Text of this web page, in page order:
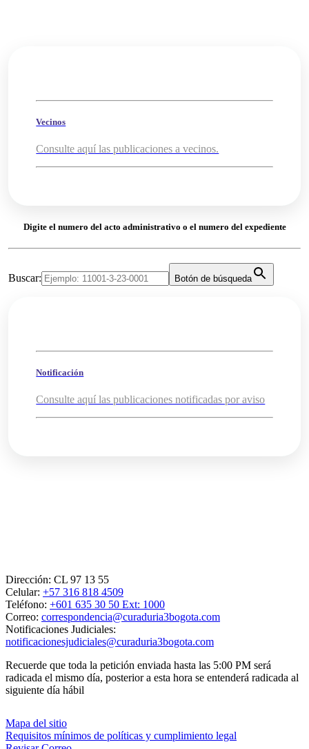
Vecinos
Consulte aquí las publicaciones a vecinos.
Digite el numero del acto administrativo o el numero del expediente
Buscar: Botón de búsqueda
Notificación
Consulte aquí las publicaciones notificadas por aviso
Dirección: CL 97 13 55
Celular: +57 316 818 4509
Teléfono: +601 635 30 50 Ext: 1000
Correo: correspondencia@curaduria3bogota.com
Notificaciones Judiciales:
notificacionesjudiciales@curaduria3bogota.com
Recuerde que toda la petición enviada hasta las 5:00 PM será
radicada el mismo día, posterior a esta hora se entenderá radicada al
siguiente día hábil
Mapa del sitio
Requisitos mínimos de políticas y cumplimiento legal